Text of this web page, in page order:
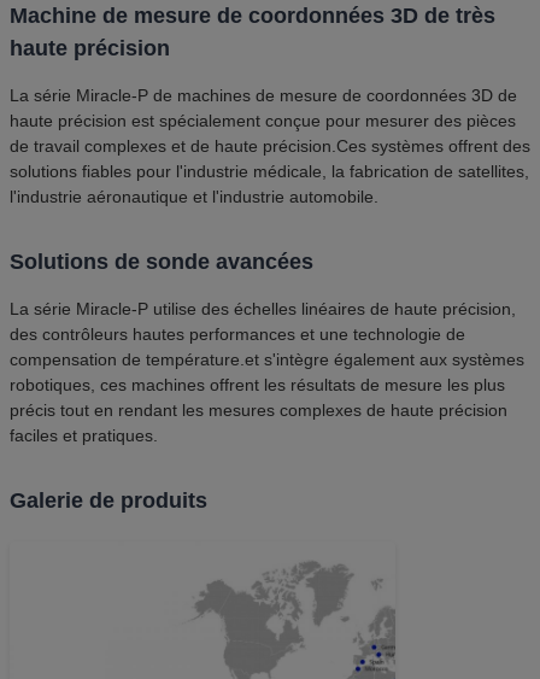
Machine de mesure de coordonnées 3D de très
haute précision
La série Miracle-P de machines de mesure de coordonnées 3D de
haute précision est spécialement conçue pour mesurer des pièces
de travail complexes et de haute précision.Ces systèmes offrent des
solutions fiables pour l'industrie médicale, la fabrication de satellites,
l'industrie aéronautique et l'industrie automobile.
Solutions de sonde avancées
La série Miracle-P utilise des échelles linéaires de haute précision,
des contrôleurs hautes performances et une technologie de
compensation de température.et s'intègre également aux systèmes
robotiques, ces machines offrent les résultats de mesure les plus
précis tout en rendant les mesures complexes de haute précision
faciles et pratiques.
Galerie de produits